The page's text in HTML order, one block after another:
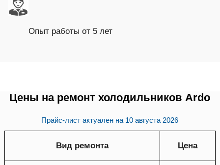
Опыт работы от 5 лет
Цены на ремонт холодильников Ardo
Прайс-лист актуален на 10 августа 2026
Вид ремонта Цена